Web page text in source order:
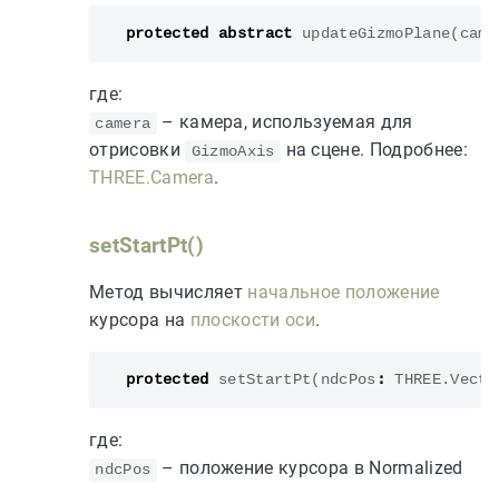
protected abstract updateGizmoPlane(
где:
camera
– камера, используемая для
отрисовки
GizmoAxis
на сцене. Подробнее:
THREE.Camera.
setStartPt()
Метод вычисляет начальное положение
курсора на плоскости оси.
protected setStartPt ( ndcPos : THREE.
где:
ndcPos – положение курсора в Normalized